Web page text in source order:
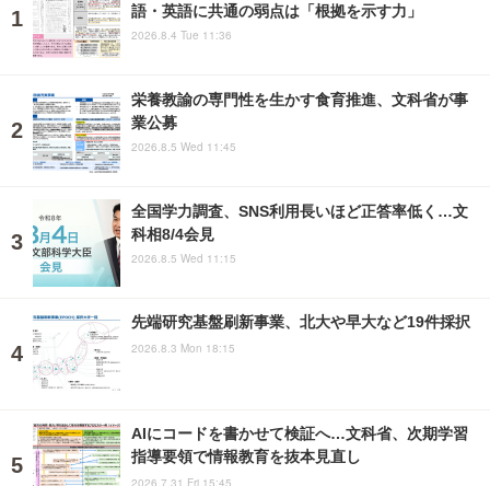
語・英語に共通の弱点は「根拠を示す力」
2026.8.4 Tue 11:36
栄養教諭の専門性を生かす食育推進、文科省が事
業公募
2026.8.5 Wed 11:45
全国学力調査、SNS利用長いほど正答率低く…文
科相8/4会見
2026.8.5 Wed 11:15
先端研究基盤刷新事業、北大や早大など19件採択
2026.8.3 Mon 18:15
AIにコードを書かせて検証へ…文科省、次期学習
指導要領で情報教育を抜本見直し
2026.7.31 Fri 15:45